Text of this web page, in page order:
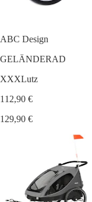
ABC Design
GELÄNDERAD
XXXLutz
112,90 €
129,90 €